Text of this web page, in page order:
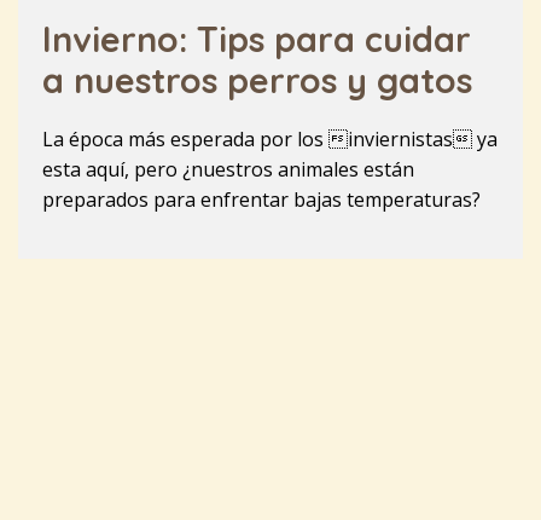
Invierno: Tips para cuidar
a nuestros perros y gatos
La época más esperada por los inviernistas ya
esta aquí, pero ¿nuestros animales están
preparados para enfrentar bajas temperaturas?